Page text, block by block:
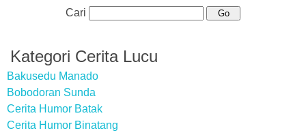
Cari
Kategori Cerita Lucu
Bakusedu Manado
Bobodoran Sunda
Cerita Humor Batak
Cerita Humor Binatang